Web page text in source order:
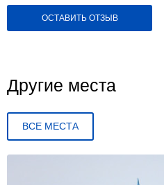
ОСТАВИТЬ ОТЗЫВ
Другие места
ВСЕ МЕСТА